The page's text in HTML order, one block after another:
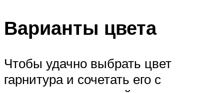
Варианты цвета
Чтобы удачно выбрать цвет
гарнитура и сочетать его с